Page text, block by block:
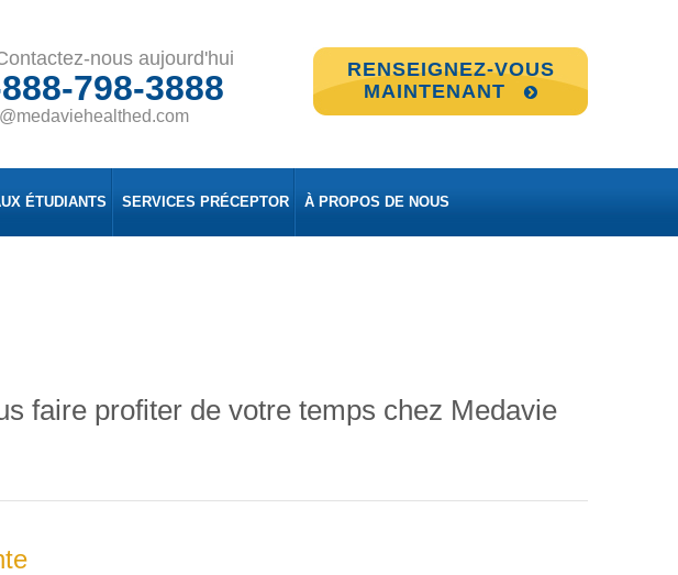
nous aujourd'hui
798-3888
RENSEIGNEZ-VOUS
MAINTENANT
ÉTUDIANTS SERVICES PRÉCEPTOR À PROPOS DE NOUS
faire profiter de votre temps chez Medavie